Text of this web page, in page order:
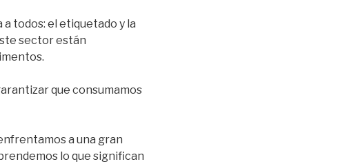
todos: el etiquetado y la
sector están
que consumamos
a una gran
lo que significan